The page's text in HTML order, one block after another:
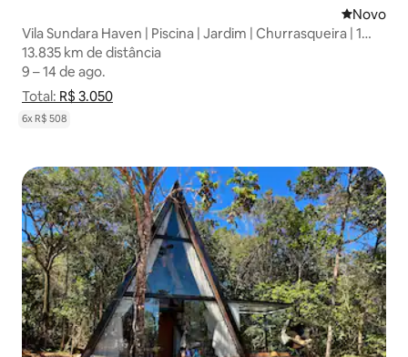
Vila Sundara Haven | Piscina | Jardim | Churrasqueira | 1
hora de E-City HSR
13.835 km de distância
13.835 km de distância
9 – 14 de ago.
9 – 14 de ago.
Total: R$ 3.050
Total: R$ 3.050
6x R$ 508
Novo
Novo